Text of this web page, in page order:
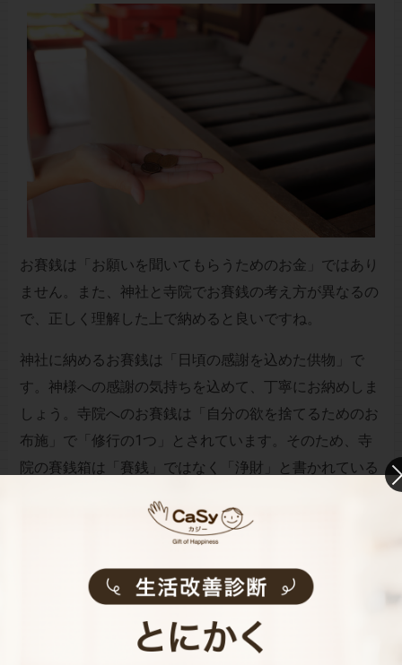
お賽銭は「お願いを聞いてもらうためのお金」ではあり
ません。また、神社と寺院でお賽銭の考え方が異なるの
で、正しく理解した上で納めると良いですね。
神社に納めるお賽銭は「日頃の感謝を込めた供物」で
す。神様への感謝の気持ちを込めて、丁寧にお納めしま
しょう。寺院へのお賽銭は「自分の欲を捨てるためのお
布施」で「修行の1つ」とされています。そのため、寺
院の賽銭箱は「賽銭」ではなく「浄財」と書かれている
大切なのは参拝する時の気持ち